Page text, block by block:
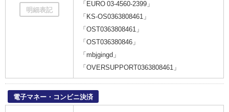
明細表記
「EURO 03-4560-2399」
「KS-OS0363808461」
「OST0363808461」
「OST036380846」
「mbjgingd」
「OVERSUPPORT0363808461」
電子マネー・コンビニ決済